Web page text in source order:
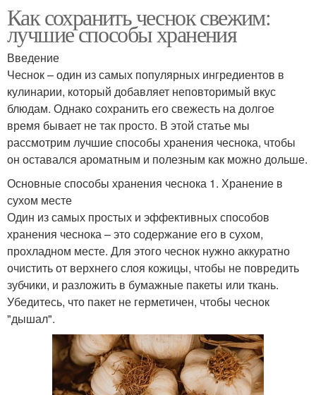
Как сохранить чеснок свежим:
лучшие способы хранения
Введение
Чеснок – один из самых популярных ингредиентов в
кулинарии, который добавляет неповторимый вкус
блюдам. Однако сохранить его свежесть на долгое
время бывает не так просто. В этой статье мы
рассмотрим лучшие способы хранения чеснока, чтобы
он оставался ароматным и полезным как можно дольше.
Основные способы хранения чеснока 1. Хранение в
сухом месте
Один из самых простых и эффективных способов
хранения чеснока – это содержание его в сухом,
прохладном месте. Для этого чеснок нужно аккуратно
очистить от верхнего слоя кожицы, чтобы не повредить
зубчики, и разложить в бумажные пакеты или ткань.
Убедитесь, что пакет не герметичен, чтобы чеснок
"дышал".